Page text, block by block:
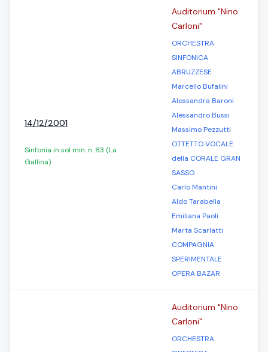
14/12/2001
Sinfonia in sol min. n. 83 (La
Gallina)
Auditorium "Nino
Carloni"
ORCHESTRA
SINFONICA
ABRUZZESE
Marcello Bufalini
Alessandra Baroni
Alessandro Bussi
Massimo Pezzutti
OTTETTO VOCALE
della CORALE GRAN
SASSO
Carlo Mantini
Aldo Tarabella
Emiliana Paoli
Marta Scarlatti
COMPAGNIA
SPERIMENTALE
OPERA BAZAR
Auditorium "Nino
Carloni"
ORCHESTRA